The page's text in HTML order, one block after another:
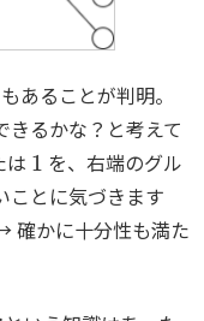
あることが判明。
きるかな？と考えて
は
1
を、右端のグル
ことに気づきます
確かに十分性も満た